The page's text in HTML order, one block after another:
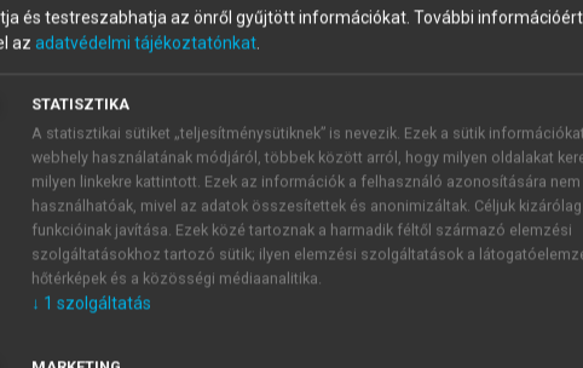
Új felhasználóként1 óra díjmentes hozzáférésrevagy
elindításához,
vagy hozz
A regisztráció után a
FIÓKKAL ÚJ FIÓK
1 óra
és testreszabhatja az önről gyűjtött információkat. További
az adatvédelmi tájékoztatónkat.
STATISZTIKA
A statisztikai sütiket „teljesítménysütiknek” is nevezik. Ezek a sütik
webhely használatának módjáról, többek között arról, hogy milyen oldalakat
milyen linkekre kattintott. Ezek az információk a felhasználó azonosítására nem
használhatóak, mivel az adatok összesítettek és anonimizáltak. Céljuk
funkcióinak javítása. Ezek közé tartoznak a harmadik féltől származó elemzési
szolgáltatásokhoz tartozó sütik; ilyen elemzési szolgáltatások a
hőtérképek és a közösségi médiaanalitika.
↓ 1 szolgáltatás